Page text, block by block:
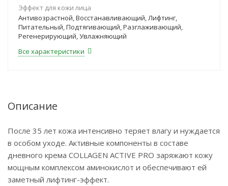
Эффект для кожи лица
Антивозрастной, Восстанавливающий, Лифтинг,
Питательный, Подтягивающий, Разглаживающий,
Регенерирующий, Увлажняющий
Все характеристики
Описание
После 35 лет кожа интенсивно теряет влагу и нуждается
в особом уходе. Активные компоненты в составе
дневного крема COLLAGEN ACTIVE PRO заряжают кожу
мощным комплексом аминокислот и обеспечивают ей
заметный лифтинг-эффект.